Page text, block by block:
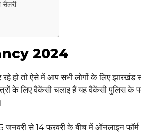
सैलरी
2024
हो तो ऐसे में आप सभी लोगों के लिए झारखंड
के लिए वैकेंसी चलाइ हैं यह वैकेंसी पुलिस के
जनवरी से 14 फरवरी के बीच में ऑनलाइन